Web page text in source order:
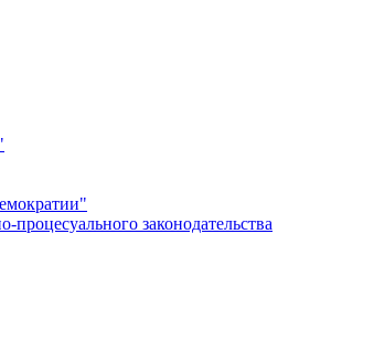
законодательства